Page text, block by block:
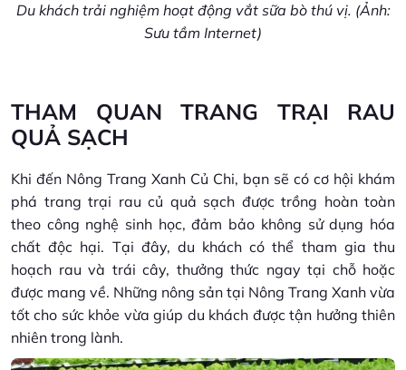
Du khách trải nghiệm hoạt động vắt sữa bò thú vị. (Ảnh:
Sưu tầm Internet)
THAM QUAN TRANG TRẠI RAU
QUẢ SẠCH
Khi đến Nông Trang Xanh Củ Chi, bạn sẽ có cơ hội khám
phá trang trại rau củ quả sạch được trồng hoàn toàn
theo công nghệ sinh học, đảm bảo không sử dụng hóa
chất độc hại. Tại đây, du khách có thể tham gia thu
hoạch rau và trái cây, thưởng thức ngay tại chỗ hoặc
được mang về. Những nông sản tại Nông Trang Xanh vừa
tốt cho sức khỏe vừa giúp du khách được tận hưởng thiên
nhiên trong lành.